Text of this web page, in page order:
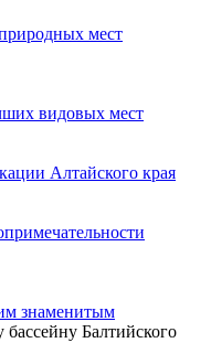
мест
видовых мест
Алтайского края
знаменитым
Балтийского